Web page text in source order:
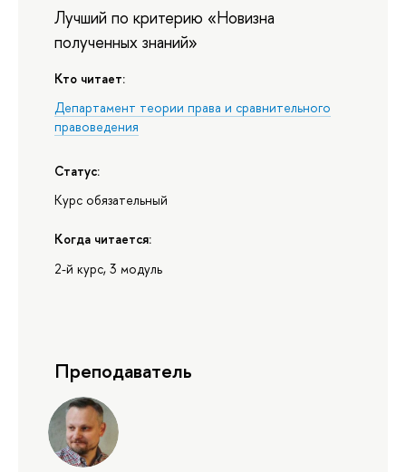
Лучший по критерию «Новизна
полученных знаний»
Кто читает:
Департамент теории права и сравнительного
правоведения
Статус:
Курс обязательный
Когда читается:
2-й курс, 3 модуль
Преподаватель